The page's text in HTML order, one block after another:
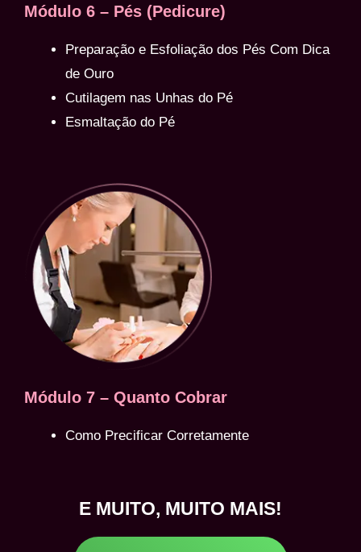
Módulo 6 – Pés (Pedicure)
Preparação e Esfoliação dos Pés Com Dica
de Ouro
Cutilagem nas Unhas do Pé
Esmaltação do Pé
Módulo 7 – Quanto Cobrar
Como Precificar Corretamente
E MUITO, MUITO MAIS!